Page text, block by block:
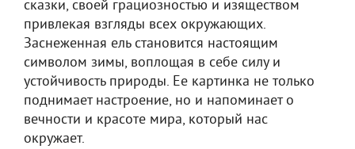
сказки, своей грациозностью и изяществом
привлекая взгляды всех окружающих.
Заснеженная ель становится настоящим
символом зимы, воплощая в себе силу и
устойчивость природы. Ее картинка не только
поднимает настроение, но и напоминает о
вечности и красоте мира, который нас
окружает.